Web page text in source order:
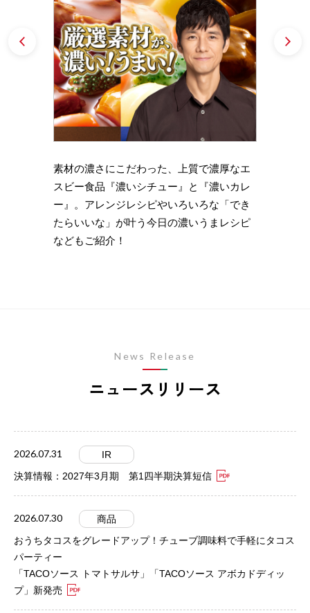
素材の濃さにこだわった、上質で濃厚なエ
スビー食品『濃いシチュー』と『濃いカレ
ー』。アレンジレシピやいろいろな「でき
たらいいな」が叶う今日の濃いうまレシピ
などもご紹介！
Prev
ニュースリリース
News Release
2026.07.31
IR
決算情報：2027年3月期 第1四半期決算短信
2026.07.30
商品
おうちタコスをグレードアップ！チューブ調味料で手軽にタコス
パーティー
「TACOソース トマトサルサ」「TACOソース アボカドディッ
プ」新発売